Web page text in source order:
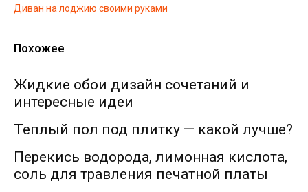
Диван на лоджию своими руками
Похожее
Жидкие обои дизайн сочетаний и
интересные идеи
Теплый пол под плитку — какой лучше?
Перекись водорода, лимонная кислота,
соль для травления печатной платы